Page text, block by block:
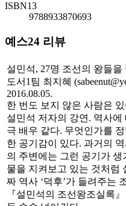
ISBN13
9788933870693
예스24 리뷰
설민석, 27명 조선의 왕들을
도서1팀 최지혜
2016.08.05.
한 번도 보지 않은 사람은
설민석 저자의 강연. 역사
극 배우 같다. 무엇인가를
한 공기감이 있다. 과거의
의 주변에는 그런 공기가
물을 지켜보고 있는 것처럼
짜 역사 ‘덕후’가 들려주는
『설민석의 조선왕조실록